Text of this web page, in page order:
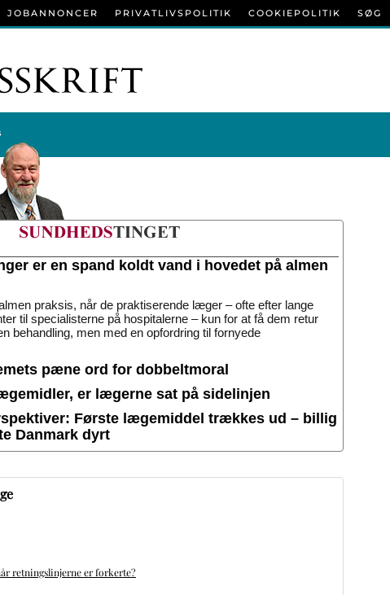
JOBANNONCER PRIVATLIVSPOLITIK COOKIEPOLITIK SØG
er en spand koldt vand i hovedet på almen
praksis, når de praktiserende læger – ofte efter lange
til specialisterne på hospitalerne – kun for at få dem retur
behandling, men med en opfordring til fornyede
pæne ord for dobbeltmoral
er lægerne sat på sidelinjen
Første lægemiddel trækkes ud – billig
Danmark dyrt
retningslinjerne er forkerte?